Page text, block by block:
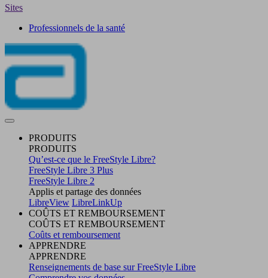
Sites
Professionnels de la santé
PRODUITS
PRODUITS
Qu’est-ce que le FreeStyle Libre?
FreeStyle Libre 3 Plus
FreeStyle Libre 2
Applis et partage des données
LibreView LibreLinkUp
COÛTS ET REMBOURSEMENT
COÛTS ET REMBOURSEMENT
Coûts et remboursement
APPRENDRE
APPRENDRE
Renseignements de base sur FreeStyle Libre